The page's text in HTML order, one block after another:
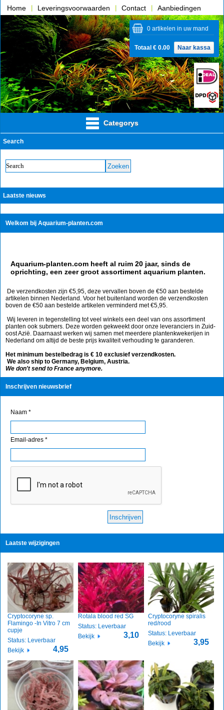
Home Leveringsvoorwaarden Contact
Aanbiedingen
Over ons
Categorys
Search
Laatste nieuws
0 artikelen in uw mand
Totaal € 0.00 Naar kassa
Welkom bij Aquarium-planten.com
Aquarium-planten.com heeft al ruim 20 jaar, sinds de
oprichting, een zeer groot assortiment aquarium planten.
De verzendkosten zijn €5,95, deze vervallen boven de €50 aan bestelde
artikelen binnen Nederland. Voor het buitenland worden de verzendkosten
boven de €50 aan bestelde artikelen verminderd met €5,95.
Wij leveren in tegenstelling tot veel winkels een deel van ons assortiment
planten ook submers. Deze worden gekweekt door onze leveranciers in Zuid-
oost Azië. Daarnaast werken wij samen met meerdere plantenkwekerijen in
Nederland om altijd de beste prijs kwaliteit verhouding te garanderen.
Het minimum bestelbedrag is € 10 exclusief verzendkosten.
We also ship to Germany, Belgium, Austria.
We don't send to France anymore.
Inschrijven nieuwsbrief
Naam *
Email-adres *
Laatste wijzigingen
Cryptocoryne sp.
Flamingo -In Vitro 7 cm
cupje
4,95
Status: Leverbaar
Bekijk
Rotala blood red SG
3,10
Status: Leverbaar
Bekijk
Cryptocoryne spiralis
red/rood
3,95
Status: Leverbaar
Bekijk